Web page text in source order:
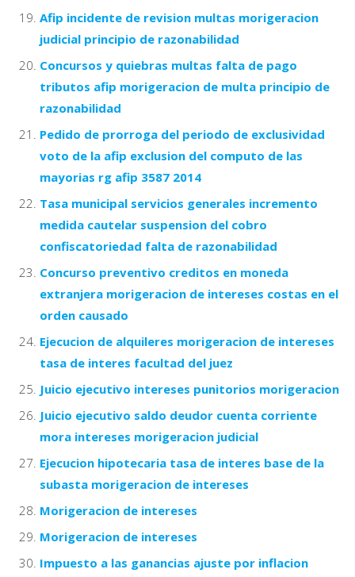
Afip incidente de revision multas morigeracion
judicial principio de razonabilidad
Concursos y quiebras multas falta de pago
tributos afip morigeracion de multa principio de
razonabilidad
Pedido de prorroga del periodo de exclusividad
voto de la afip exclusion del computo de las
mayorias rg afip 3587 2014
Tasa municipal servicios generales incremento
medida cautelar suspension del cobro
confiscatoriedad falta de razonabilidad
Concurso preventivo creditos en moneda
extranjera morigeracion de intereses costas en el
orden causado
Ejecucion de alquileres morigeracion de intereses
tasa de interes facultad del juez
Juicio ejecutivo intereses punitorios morigeracion
Juicio ejecutivo saldo deudor cuenta corriente
mora intereses morigeracion judicial
Ejecucion hipotecaria tasa de interes base de la
subasta morigeracion de intereses
Morigeracion de intereses
Morigeracion de intereses
Impuesto a las ganancias ajuste por inflacion